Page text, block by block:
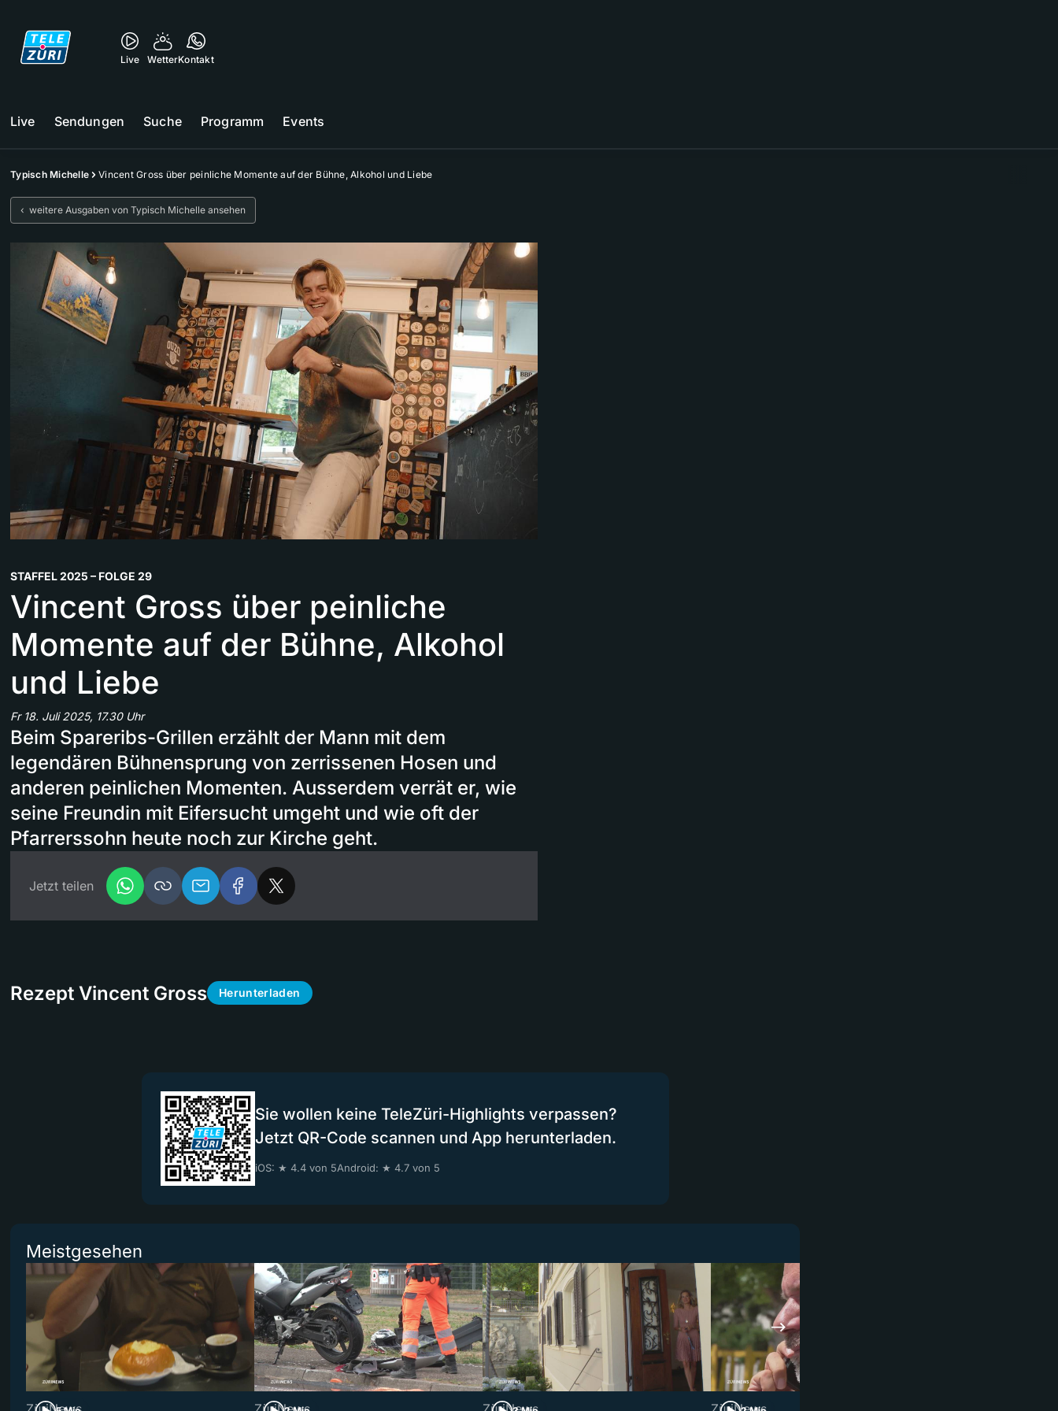
Live WetterKontakt
Live Sendungen Suche Programm Events
Typisch Michelle Vincent Gross über peinliche Momente auf der Bühne, Alkohol und Liebe
‹ weitere Ausgaben von Typisch Michelle ansehen
STAFFEL 2025 – FOLGE 29
Vincent Gross über peinliche
Momente auf der Bühne, Alkohol
und Liebe
Fr 18. Juli 2025, 17.30 Uhr
Beim Spareribs-Grillen erzählt der Mann mit dem
legendären Bühnensprung von zerrissenen Hosen und
anderen peinlichen Momenten. Ausserdem verrät er, wie
seine Freundin mit Eifersucht umgeht und wie oft der
Pfarrerssohn heute noch zur Kirche geht.
Jetzt teilen
Rezept Vincent Gross Herunterladen
Sie wollen keine TeleZüri-Highlights verpassen?
Jetzt QR-Code scannen und App herunterladen.
iOS: ★ 4.4 von 5Android: ★ 4.7 von 5
Meistgesehen